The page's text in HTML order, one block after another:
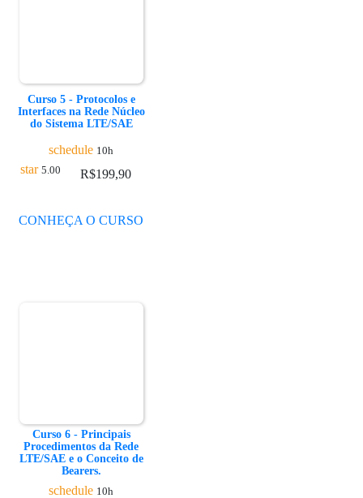
Curso 5 - Protocolos e
Interfaces na Rede Núcleo
do Sistema LTE/SAE
schedule 10h
star 5.00 R$199,90
CONHEÇA O CURSO
Curso 6 - Principais
Procedimentos da Rede
LTE/SAE e o Conceito de
Bearers.
schedule 10h